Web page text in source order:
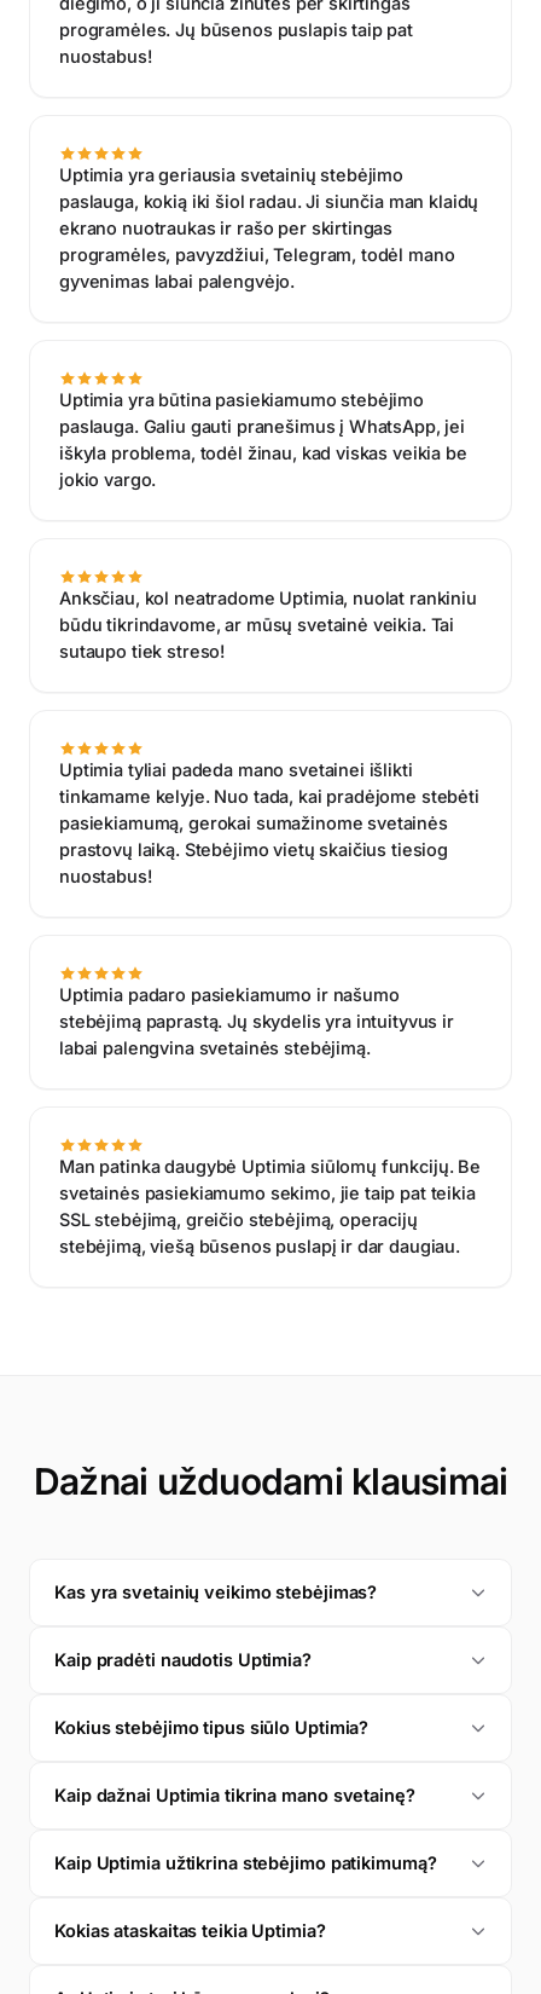
Search monitors, pages…
programėles. Jų būsenos puslapis taip pat
nuostabus!
Uptimia yra geriausia svetainių stebėjimo
paslauga, kokią iki šiol radau. Ji siunčia man klaidų
ekrano nuotraukas ir rašo per skirtingas
programėles, pavyzdžiui, Telegram, todėl mano
gyvenimas labai palengvėjo.
Uptimia yra būtina pasiekiamumo stebėjimo
paslauga. Galiu gauti pranešimus į WhatsApp, jei
iškyla problema, todėl žinau, kad viskas veikia be
jokio vargo.
Anksčiau, kol neatradome Uptimia, nuolat rankiniu
būdu tikrindavome, ar mūsų svetainė veikia. Tai
sutaupo tiek streso!
Uptimia tyliai padeda mano svetainei išlikti
tinkamame kelyje. Nuo tada, kai pradėjome stebėti
pasiekiamumą, gerokai sumažinome svetainės
prastovų laiką. Stebėjimo vietų skaičius tiesiog
nuostabus!
Uptimia padaro pasiekiamumo ir našumo
stebėjimą paprastą. Jų skydelis yra intuityvus ir
labai palengvina svetainės stebėjimą.
Man patinka daugybė Uptimia siūlomų funkcijų. Be
svetainės pasiekiamumo sekimo, jie taip pat teikia
SSL stebėjimą, greičio stebėjimą, operacijų
stebėjimą, viešą būsenos puslapį ir dar daugiau.
Dažnai užduodami klausimai
Kas yra svetainių veikimo stebėjimas?
Kaip pradėti naudotis Uptimia?
Kokius stebėjimo tipus siūlo Uptimia?
Kaip dažnai Uptimia tikrina mano svetainę?
Kaip Uptimia užtikrina stebėjimo patikimumą?
Kokias ataskaitas teikia Uptimia?